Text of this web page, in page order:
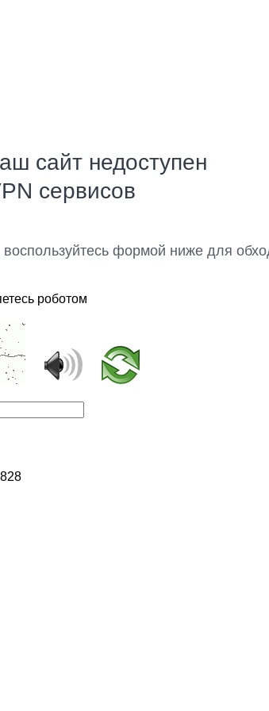
сайт недоступен
сервисов
формой ниже для
роботом